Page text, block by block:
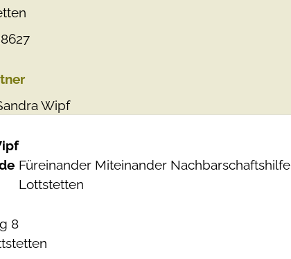
8627
Wipf
Füreinander Miteinander Nachbarschaftshilfe
Lottstetten
8